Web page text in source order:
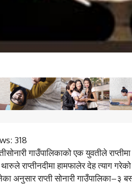
318
गाउँपालिकाको एक युवतीले
थारुले राप्तीनदीमा हामफालेर देह त्याग
अनुसार राप्ती सोनारी